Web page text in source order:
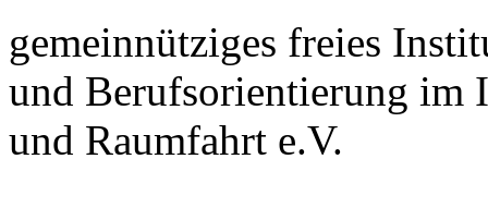
gemeinnütziges freies
und Berufsorientierung im
und Raumfahrt e.V.